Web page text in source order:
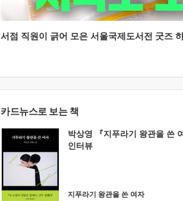
서점 직원이 긁어 모은 서울국제도서전 굿즈
카드뉴스로 보는 책
박상영 『지푸라기 왕관을 쓴
인터뷰
지푸라기 왕관을 쓴 여자